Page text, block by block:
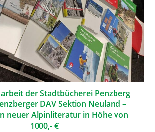
der Stadtbücherei Penzberg
DAV Sektion Neuland –
neuer Alpinliteratur in Höhe von
1000,- €